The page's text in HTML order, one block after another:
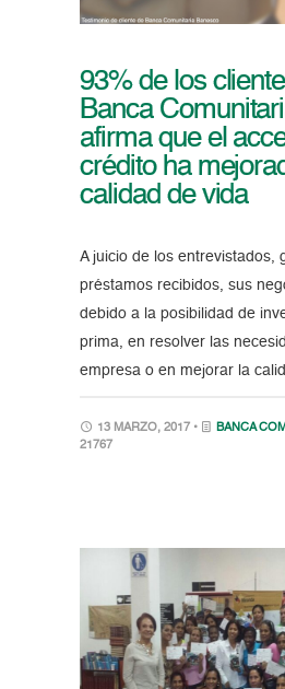
93% de los
Banca
afirma que el
crédito ha
calidad de vida
A juicio de los entrevistados,
préstamos recibidos, sus
debido a la posibilidad de
prima, en resolver las
empresa o en mejorar la
13 MARZO, 2017 • BANCA
21767